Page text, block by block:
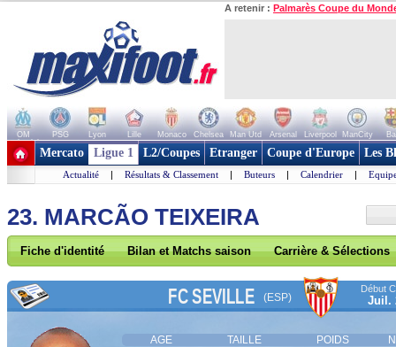
A retenir : Palmarès Coupe du
OM PSG Lyon Lille Monaco Chelsea Man Utd Arsenal Liverpool ManCity
+ de clubs
Mercato Ligue 1 L2/Coupes Etranger Coupe d'Europe Les
Actualité | Résultats & Classement | Buteurs | Calendrier |
23. MARCÃO TEIXEIRA
Fiche d'identité Bilan et Matchs saison Carrière & Sélections
FC SEVILLE (ESP)
Début
Juil.
AGE TAILLE POIDS